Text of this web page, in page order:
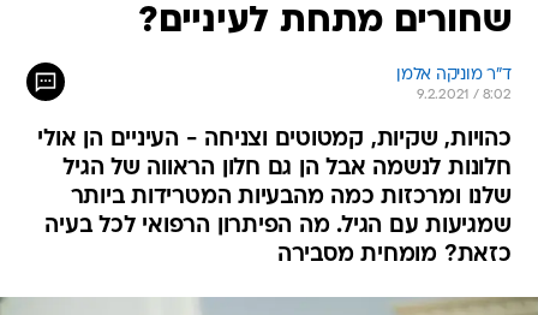
שחורים מתחת לעיניים?
ד"ר מוניקה אלמן
9.2.2021 / 8:02
כהויות, שקיות, קמטוטים וצניחה - העיניים הן אולי
חלונות לנשמה אבל הן גם חלון הראווה של הגיל
שלנו ומרכזות כמה מהבעיות המטרידות ביותר
שמגיעות עם הגיל. מה הפיתרון הרפואי לכל בעיה
כזאת? מומחית מסבירה